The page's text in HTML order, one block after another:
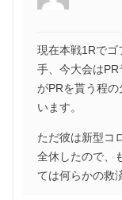
現在本戦1Rでゴ
手、今大会は
がPRを貰う程
います。
ただ彼は新型コ
全休したので、
ては何らかの救